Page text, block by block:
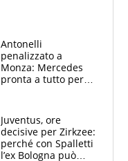
Antonelli
penalizzato a
Monza: Mercedes
pronta a tutto per
sull’ADUO: “Cambia
poco”
Juventus, ore
decisive per Zirkzee:
perché con Spalletti
l’ex Bologna può